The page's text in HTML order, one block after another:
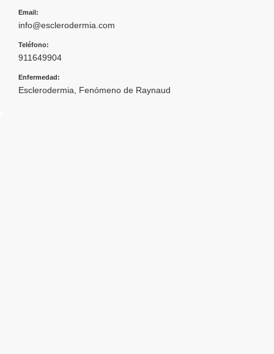
Email:
info@esclerodermia.com
Teléfono:
911649904
Enfermedad:
Esclerodermia Fenómeno de Raynaud